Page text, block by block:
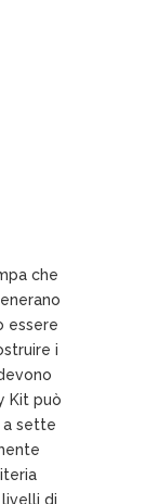
che
essere
i
Kit può
a sette
di